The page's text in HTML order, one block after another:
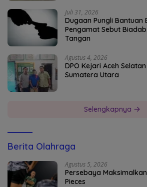
Juli 31, 2026
Dugaan Pungli Bantuan
Pengamat Sebut
Tangan
Agustus 4, 2026
DPO Kejari Aceh
Sumatera Utara
Selengkapnya
Berita Olahraga
Agustus 5, 2026
Persebaya
Pieces